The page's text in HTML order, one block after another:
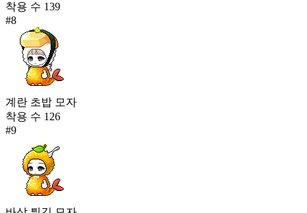
착용 수 139
#8
계란 초밥 모자
착용 수 126
#9